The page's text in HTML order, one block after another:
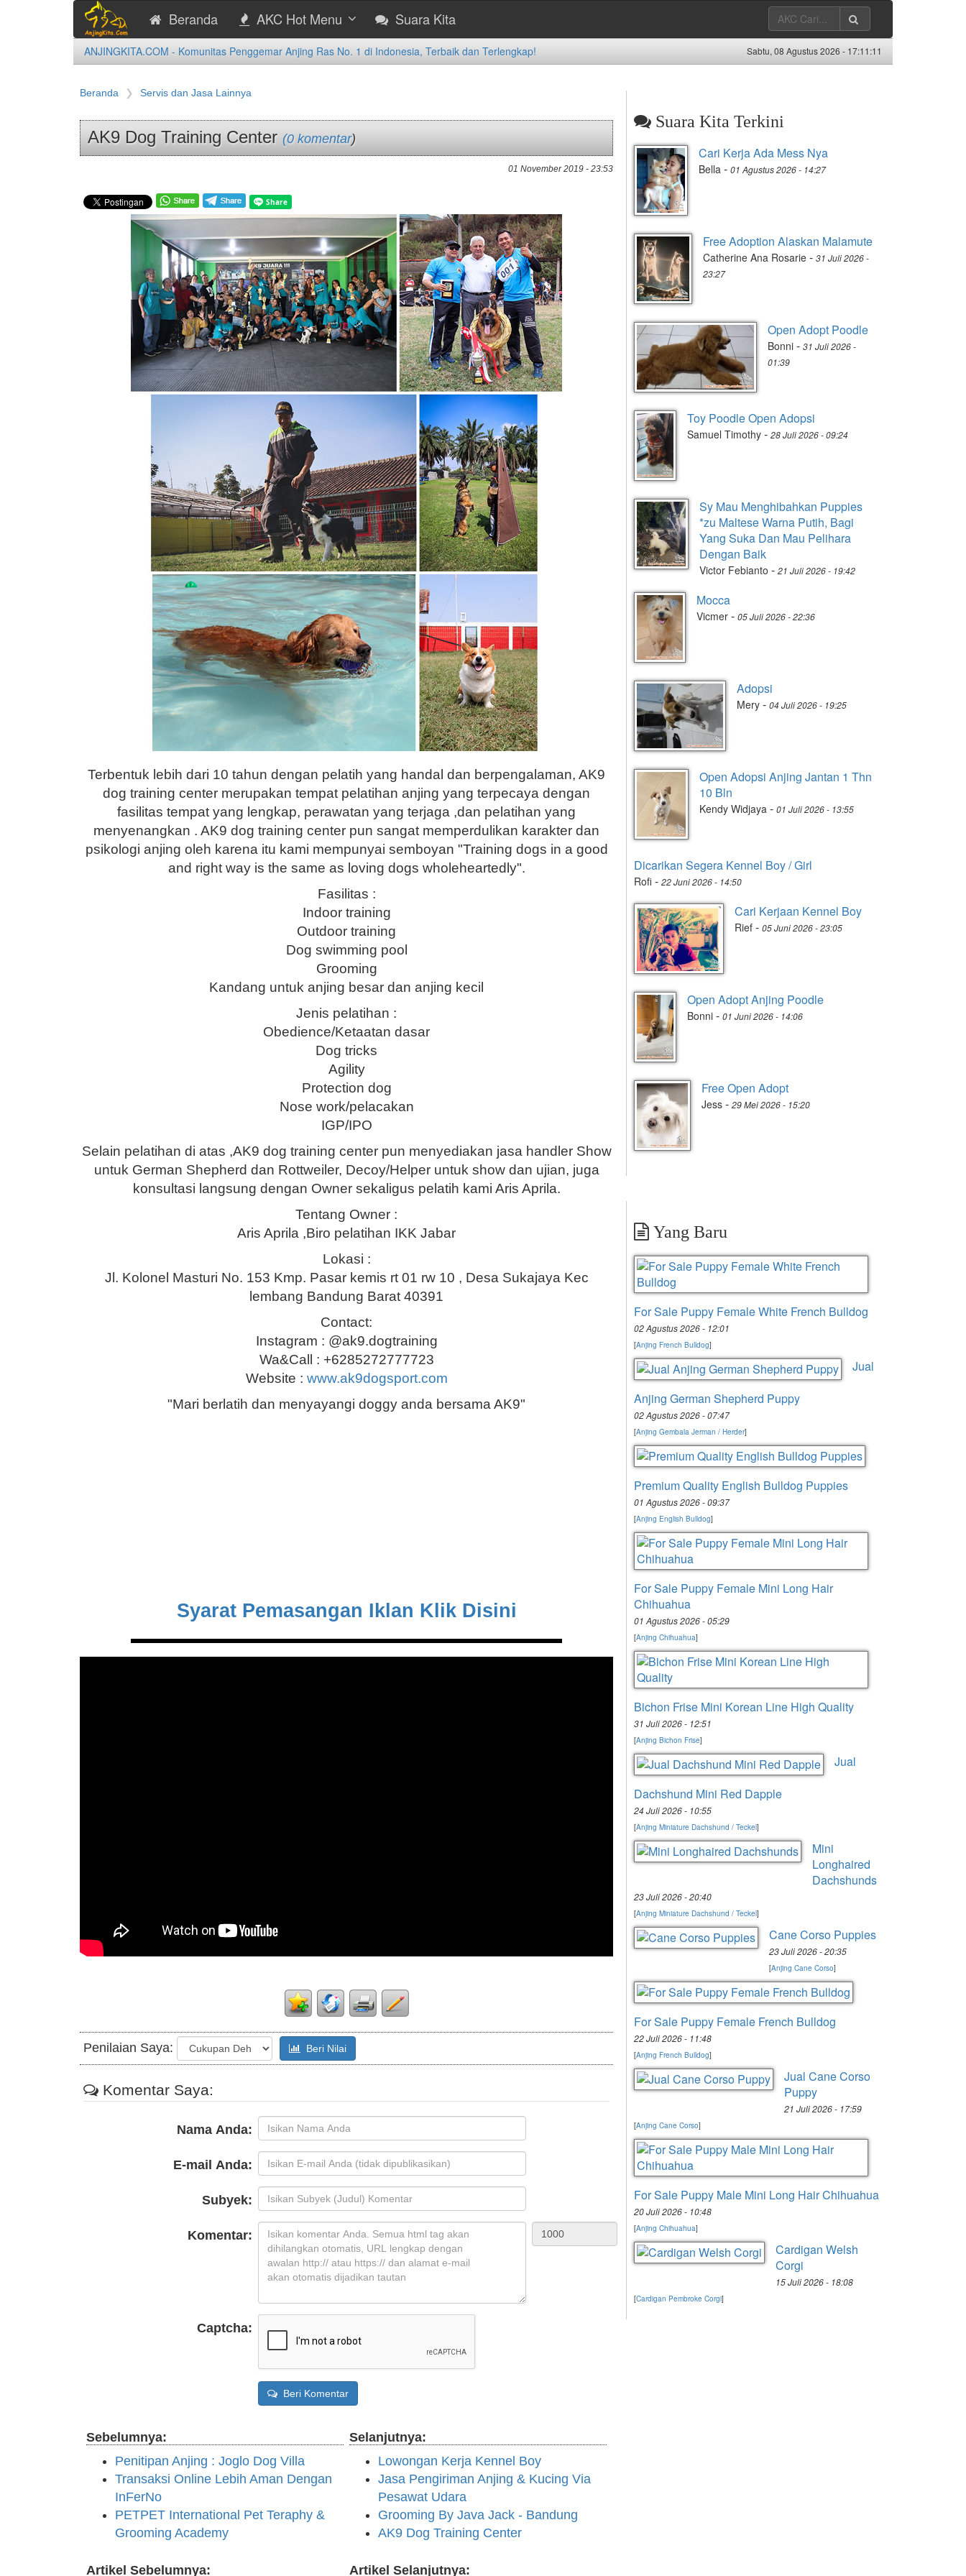
Beranda AKC Hot Menu Suara Kita
ANJINGKITA.COM - Komunitas Penggemar Anjing Ras No. 1 di Indonesia, Terbaik dan Terlengkap! Sabtu, 08 Agustus 2026 - 17:11:12
Beranda Servis dan Jasa Lainnya
AK9 Dog Training Center (0 komentar)
01 November 2019 - 23:53
Terbentuk lebih dari 10 tahun dengan pelatih yang handal dan berpengalaman, AK9
dog training center merupakan tempat pelatihan anjing yang terpecaya dengan
fasilitas tempat yang lengkap, perawatan yang terjaga ,dan pelatihan yang
menyenangkan . AK9 dog training center pun sangat memperdulikan karakter dan
psikologi anjing oleh karena itu kami mempunyai semboyan "Training dogs in a good
and right way is the same as loving dogs wholeheartedly".
Fasilitas :
Indoor training
Outdoor training
Dog swimming pool
Grooming
Kandang untuk anjing besar dan anjing kecil
Jenis pelatihan :
Obedience/Ketaatan dasar
Dog tricks
Agility
Protection dog
Nose work/pelacakan
IGP/IPO
Selain pelatihan di atas ,AK9 dog training center pun menyediakan jasa handler Show
untuk German Shepherd dan Rottweiler, Decoy/Helper untuk show dan ujian, juga
konsultasi langsung dengan Owner sekaligus pelatih kami Aris Aprila.
Tentang Owner :
Aris Aprila ,Biro pelatihan IKK Jabar
Lokasi :
Jl. Kolonel Masturi No. 153 Kmp. Pasar kemis rt 01 rw 10 , Desa Sukajaya Kec
lembang Bandung Barat 40391
Contact:
Instagram : @ak9.dogtraining
Wa&Call : +6285272777723
Website : www.ak9dogsport.com
"Mari berlatih dan menyayangi doggy anda bersama AK9"
Syarat Pemasangan Iklan Klik Disini
Penilaian Saya: Beri Nilai
Komentar Saya:
Nama Anda:
E-mail Anda:
Subyek:
Komentar:
Captcha:
Beri Komentar
Sebelumnya:
Penitipan Anjing : Joglo Dog Villa
Transaksi Online Lebih Aman Dengan
InFerNo
PETPET International Pet Teraphy &
Grooming Academy
Selanjutnya:
Lowongan Kerja Kennel Boy
Jasa Pengiriman Anjing & Kucing Via
Pesawat Udara
Grooming By Java Jack - Bandung
AK9 Dog Training Center
Artikel Sebelumnya: Artikel Selanjutnya:
Suara Kita Terkini
Cari Kerja Ada Mess Nya
Bella - 01 Agustus 2026 - 14:27
Free Adoption Alaskan Malamute
Catherine Ana Rosarie - 31 Juli 2026 -
23:27
Open Adopt Poodle
Bonni - 31 Juli 2026 -
01:39
Toy Poodle Open Adopsi
Samuel Timothy - 28 Juli 2026 - 09:24
Sy Mau Menghibahkan Puppies
*zu Maltese Warna Putih, Bagi
Yang Suka Dan Mau Pelihara
Dengan Baik
Victor Febianto - 21 Juli 2026 - 19:42
Mocca
Vicmer - 05 Juli 2026 - 22:36
Adopsi
Mery - 04 Juli 2026 - 19:25
Open Adopsi Anjing Jantan 1 Thn
10 Bln
Kendy Widjaya - 01 Juli 2026 - 13:55
Dicarikan Segera Kennel Boy / Girl
Rofi - 22 Juni 2026 - 14:50
Cari Kerjaan Kennel Boy
Rief - 05 Juni 2026 - 23:05
Open Adopt Anjing Poodle
Bonni - 01 Juni 2026 - 14:06
Free Open Adopt
Jess - 29 Mei 2026 - 15:20
Yang Baru
For Sale Puppy Female White French Bulldog
02 Agustus 2026 - 12:01
[Anjing French Bulldog]
Jual
Anjing German Shepherd Puppy
02 Agustus 2026 - 07:47
[Anjing Gembala Jerman / Herder]
Premium Quality English Bulldog Puppies
01 Agustus 2026 - 09:37
[Anjing English Bulldog]
For Sale Puppy Female Mini Long Hair
Chihuahua
01 Agustus 2026 - 05:29
[Anjing Chihuahua]
Bichon Frise Mini Korean Line High Quality
31 Juli 2026 - 12:51
[Anjing Bichon Frise]
Jual
Dachshund Mini Red Dapple
24 Juli 2026 - 10:55
[Anjing Miniature Dachshund / Teckel]
Mini
Longhaired
Dachshunds
23 Juli 2026 - 20:40
[Anjing Miniature Dachshund / Teckel]
Cane Corso Puppies
23 Juli 2026 - 20:35
[Anjing Cane Corso]
For Sale Puppy Female French Bulldog
22 Juli 2026 - 11:48
[Anjing French Bulldog]
Jual Cane Corso
Puppy
21 Juli 2026 - 17:59
[Anjing Cane Corso]
For Sale Puppy Male Mini Long Hair Chihuahua
20 Juli 2026 - 10:48
[Anjing Chihuahua]
Cardigan Welsh
Corgi
15 Juli 2026 - 18:08
[Cardigan Pembroke Corgi]